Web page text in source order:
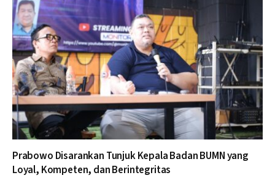
Prabowo Disarankan Tunjuk Kepala Badan BUMN yang
Loyal, Kompeten, dan Berintegritas